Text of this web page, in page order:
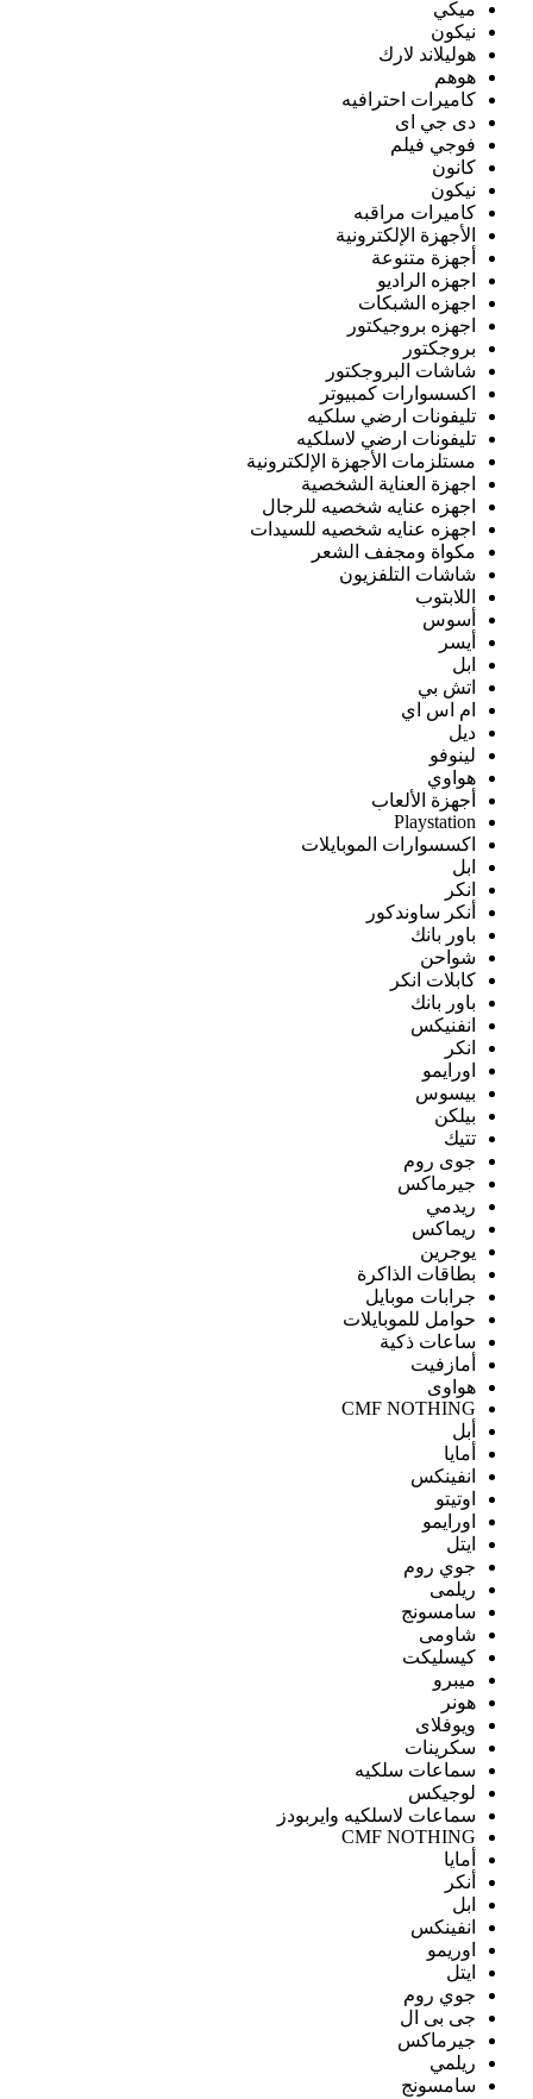
ميكي
نيكون
هوليلاند لارك
هوهم
كاميرات احترافيه
دى جي اى
فوجي فيلم
كانون
نيكون
كاميرات مراقبه
الأجهزة الإلكترونية
أجهزة متنوعة
اجهزه الراديو
اجهزه الشبكات
اجهزه بروجيكتور
بروجكتور
شاشات البروجكتور
اكسسوارات كمبيوتر
تليفونات ارضي سلكيه
تليفونات ارضي لاسلكيه
مستلزمات الأجهزة الإلكترونية
اجهزة العناية الشخصية
اجهزه عنايه شخصيه للرجال
اجهزه عنايه شخصيه للسيدات
مكواة ومجفف الشعر
شاشات التلفزيون
اللابتوب
أسوس
أيسر
ابل
اتش بي
ام اس اي
ديل
لينوفو
هواوي
أجهزة الألعاب
Playstation
اكسسوارات الموبايلات
ابل
انكر
أنكر ساوندكور
باور بانك
شواحن
كابلات انكر
باور بانك
انفنيكس
انكر
اورايمو
بيسوس
بيلكن
تتيك
جوى روم
جيرماكس
ريدمي
ريماكس
يوجرين
بطاقات الذاكرة
جرابات موبايل
حوامل للموبايلات
ساعات ذكية
أمازفيت
هواوى
CMF NOTHING
أبل
أمايا
انفينكس
اوتيتو
اورايمو
ايتل
جوي روم
ريلمى
سامسونج
شاومى
كيسليكت
ميبرو
هونر
ويوفلاى
سكرينات
سماعات سلكيه
لوجيكس
سماعات لاسلكيه وايربودز
CMF NOTHING
أمايا
أنكر
ابل
انفينكس
اوريمو
ايتل
جوي روم
جى بى ال
جيرماكس
ريلمي
سامسونج